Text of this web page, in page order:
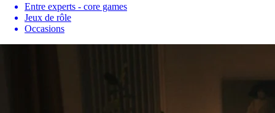
Entre experts - core games
Jeux de rôle
Occasions